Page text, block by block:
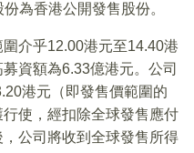
為香港公開發售股份。
介乎12.00港元至14.40港
資額為6.33億港元。公司
港元（即發售價範圍的
使，經扣除全球發售應付
公司將收到全球發售所得